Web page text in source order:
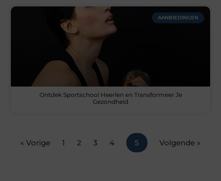
AANBIEDINGEN
Ontdek Sportschool Heerlen en Transformeer Je
Gezondheid
« Vorige 1 2 3 4 5 Volgende »